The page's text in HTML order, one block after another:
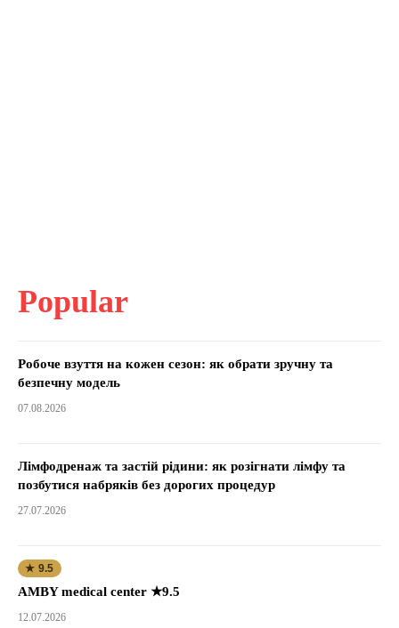
Popular
Робоче взуття на кожен сезон: як обрати зручну та
безпечну модель
07.08.2026
Лімфодренаж та застій рідини: як розігнати лімфу та
позбутися набряків без дорогих процедур
27.07.2026
★ 9.5
AMBY medical center ★9.5
12.07.2026